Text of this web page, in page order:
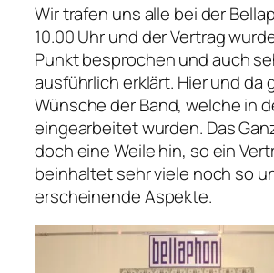
Wir trafen uns alle bei der
10.00 Uhr und der Vertrag
Punkt besprochen und auch
ausführlich erklärt. Hier und da
Wünsche der Band, welche in
eingearbeitet wurden. Das
doch eine Weile hin, so ein
beinhaltet sehr viele noch so
erscheinende Aspekte.